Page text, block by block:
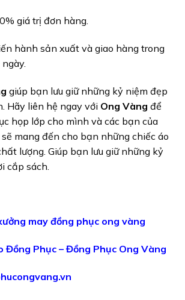
giá trị đơn hàng.
hành sản xuất và giao hàng trong
giúp bạn lưu giữ những kỷ niệm đẹp
Hãy liên hệ ngay với Ong Vàng để
họp lớp cho mình và các bạn của
sẽ mang đến cho bạn những chiếc áo
lượng. Giúp bạn lưu giữ những kỷ
cắp sách.
may đồng phục ong vàng
Đồng Phục – Đồng Phục Ong Vàng